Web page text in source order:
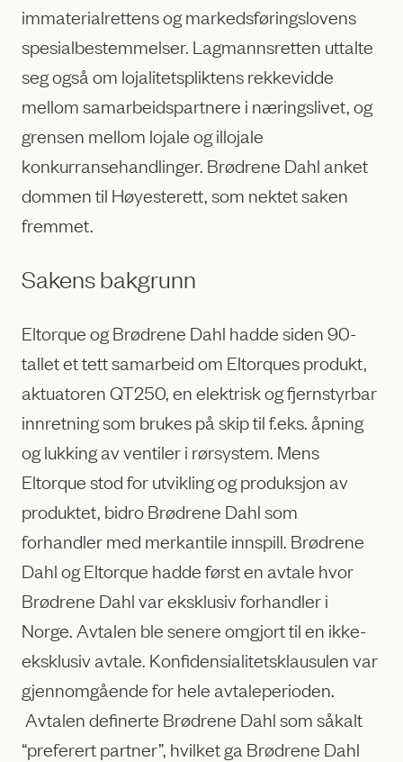
immaterialrettens og markedsføringslovens
spesialbestemmelser. Lagmannsretten uttalte
seg også om lojalitetspliktens rekkevidde
mellom samarbeidspartnere i næringslivet, og
grensen mellom lojale og illojale
konkurransehandlinger. Brødrene Dahl anket
dommen til Høyesterett, som nektet saken
fremmet.
Sakens bakgrunn
Eltorque og Brødrene Dahl hadde siden 90-
tallet et tett samarbeid om Eltorques produkt,
aktuatoren QT250, en elektrisk og fjernstyrbar
innretning som brukes på skip til f.eks. åpning
og lukking av ventiler i rørsystem. Mens
Eltorque stod for utvikling og produksjon av
produktet, bidro Brødrene Dahl som
forhandler med merkantile innspill. Brødrene
Dahl og Eltorque hadde først en avtale hvor
Brødrene Dahl var eksklusiv forhandler i
Norge. Avtalen ble senere omgjort til en ikke-
eksklusiv avtale. Konfidensialitetsklausulen var
gjennomgående for hele avtaleperioden.
Avtalen definerte Brødrene Dahl som såkalt
“preferert partner”, hvilket ga Brødrene Dahl